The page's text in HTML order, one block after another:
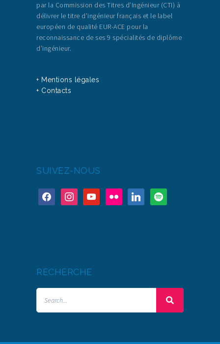
par la Commission des Titres d’Ingénieur (CTI) à
délivrer le titre d’ingénieur français et le label
européen de qualité EUR-ACE pour la
reconnaissance de ses 9 spécialités de diplôme
d’ingénieur.
+ Mentions légales
+ Contacts
SUIVEZ-NOUS
RECHERCHE